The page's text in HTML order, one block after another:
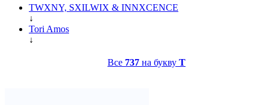
TWXNY, SXILWIX & INNXCENCE
↓
Tori Amos
↓
Все 737 на букву T